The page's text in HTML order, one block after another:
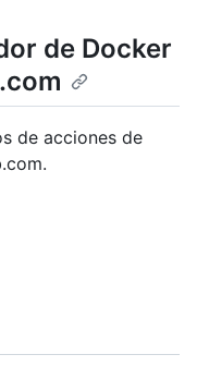
de Docker
de acciones de